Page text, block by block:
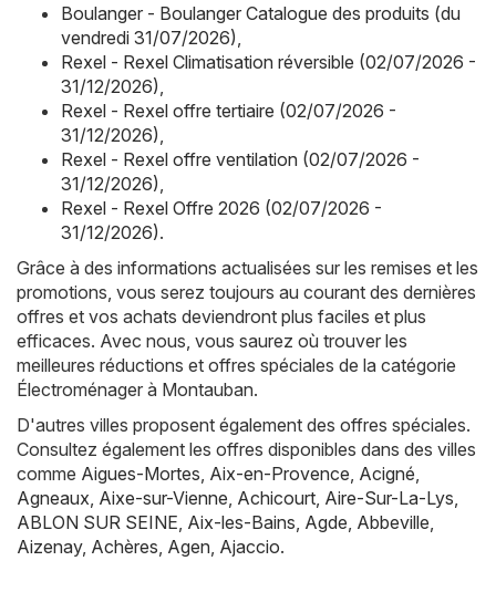
Boulanger - Boulanger Catalogue des produits (du
vendredi 31/07/2026)
Rexel - Rexel Climatisation réversible (02/07/2026 -
31/12/2026)
Rexel - Rexel offre tertiaire (02/07/2026 -
31/12/2026)
Rexel - Rexel offre ventilation (02/07/2026 -
31/12/2026)
Rexel - Rexel Offre 2026 (02/07/2026 -
31/12/2026).
Grâce à des informations actualisées sur les remises et les
promotions, vous serez toujours au courant des dernières
offres et vos achats deviendront plus faciles et plus
efficaces. Avec nous, vous saurez où trouver les
meilleures réductions et offres spéciales de la catégorie
Électroménager à Montauban.
D'autres villes proposent également des offres spéciales.
Consultez également les offres disponibles dans des villes
comme Aigues-Mortes Aix-en-Provence Acigné
Agneaux Aixe-sur-Vienne Achicourt Aire-Sur-La-Lys
ABLON SUR SEINE Aix-les-Bains Agde Abbeville
Aizenay, Achères Agen Ajaccio.